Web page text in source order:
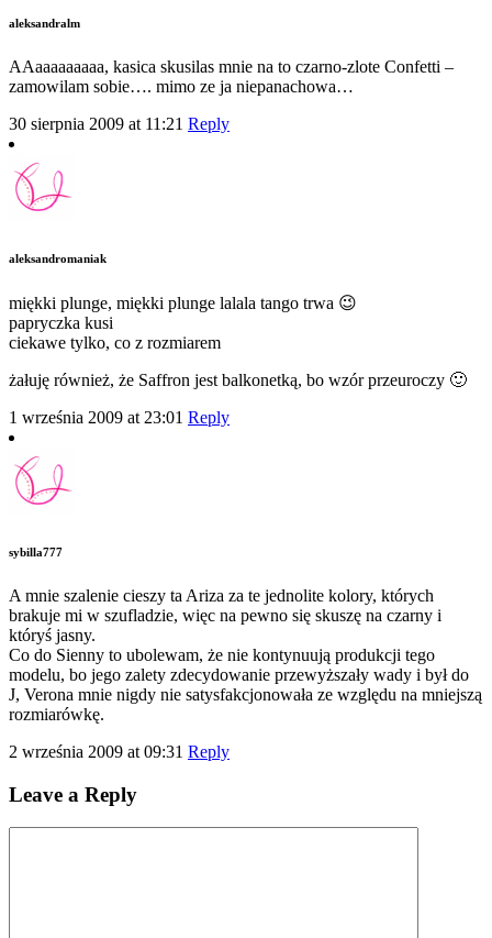
aleksandralm
AAaaaaaaaaa, kasica skusilas mnie na to czarno-zlote Confetti –
zamowilam sobie…. mimo ze ja niepanachowa…
30 sierpnia 2009 at 11:21 Reply
aleksandromaniak
miękki plunge, miękki plunge lalala tango trwa 😉
papryczka kusi
ciekawe tylko, co z rozmiarem
żałuję również, że Saffron jest balkonetką, bo wzór przeuroczy 🙂
1 września 2009 at 23:01 Reply
sybilla777
A mnie szalenie cieszy ta Ariza za te jednolite kolory, których
brakuje mi w szufladzie, więc na pewno się skuszę na czarny i
któryś jasny.
Co do Sienny to ubolewam, że nie kontynuują produkcji tego
modelu, bo jego zalety zdecydowanie przewyższały wady i był do
J, Verona mnie nigdy nie satysfakcjonowała ze względu na mniejszą
rozmiarówkę.
2 września 2009 at 09:31 Reply
Leave a Reply